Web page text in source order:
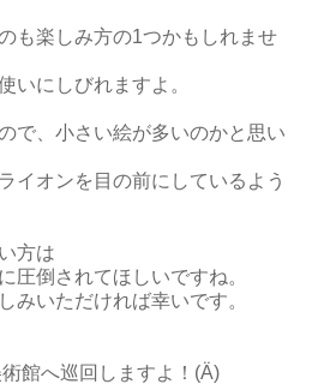
も楽しみ方の1つかもしれませ
いにしびれますよ。
で、小さい絵が多いのかと思い
イオンを目の前にしているよう
方は
圧倒されてほしいですね。
みいただければ幸いです。
館へ巡回しますよ！(Ä)